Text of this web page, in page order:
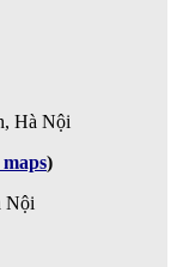
Hà Nội
)
Nội